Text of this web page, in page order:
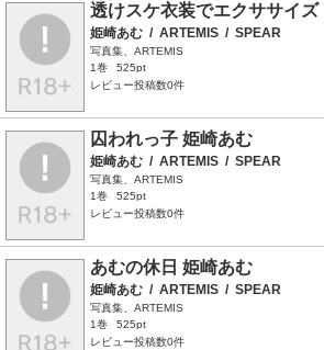
透けスケ衣装でエクササイズ
姫崎あむ / ARTEMIS / SPEAR
写真集、ARTEMIS
1巻
525pt
レビュー投稿数0件
囚われっ子 姫崎あむ
姫崎あむ / ARTEMIS / SPEAR
写真集、ARTEMIS
1巻
525pt
レビュー投稿数0件
あむの休日 姫崎あむ
姫崎あむ / ARTEMIS / SPEAR
写真集、ARTEMIS
1巻
525pt
レビュー投稿数0件